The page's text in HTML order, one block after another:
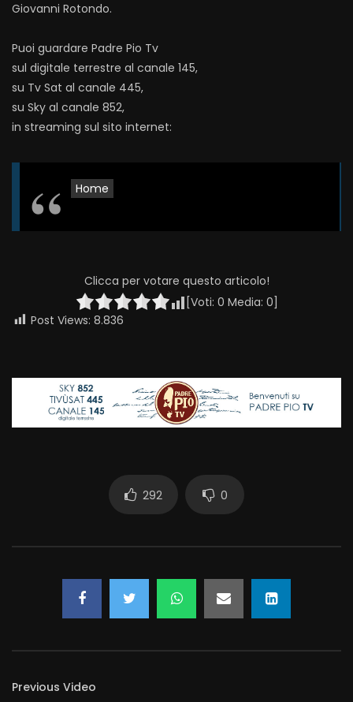
Giovanni Rotondo.
Puoi guardare Padre Pio Tv
sul digitale terrestre al canale 145,
su Tv Sat al canale 445,
su Sky al canale 852,
in streaming sul sito internet:
Home
Clicca per votare questo articolo!
[Voti: 0 Media: 0]
Post Views: 8.836
292 0
Previous Video